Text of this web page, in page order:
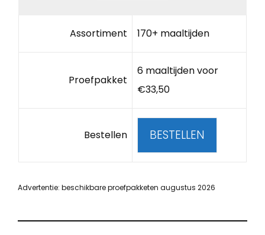
Assortiment 170+ maaltijden
Proefpakket
6 maaltijden voor
€33,50
Bestellen BESTELLEN
Advertentie: beschikbare proefpakketen augustus 2026